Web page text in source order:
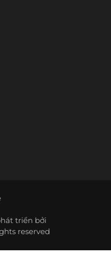
triển bởi
reserved